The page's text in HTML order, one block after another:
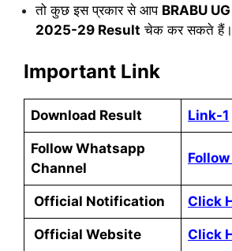
तो कुछ इस प्रकार से आप BRABU
2025-29 Result चेक कर सकते हैं।
Important Link
Download Result Link-1
Follow Whatsapp
Channel
Official Notification Click
Official Website Click